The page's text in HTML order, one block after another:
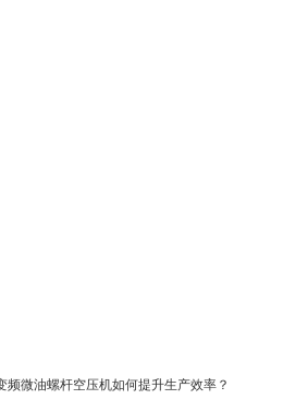
频微油螺杆空压机如何提升生产效率？